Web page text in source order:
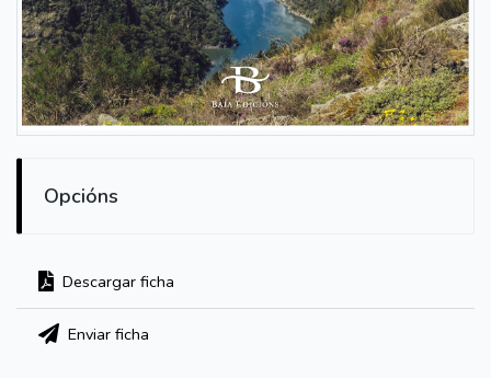
Opcións
Descargar ficha
Enviar ficha